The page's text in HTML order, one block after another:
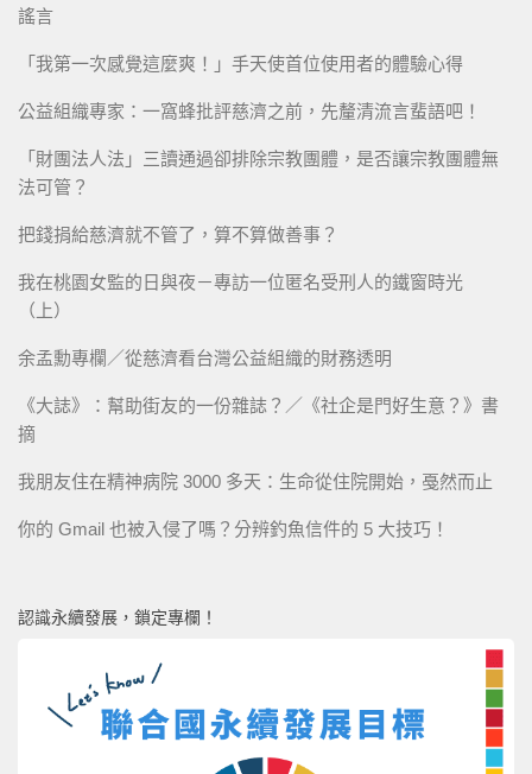
謠言
「我第一次感覺這麼爽！」手天使首位使用者的體驗心得
公益組織專家：一窩蜂批評慈濟之前，先釐清流言蜚語吧！
「財團法人法」三讀通過卻排除宗教團體，是否讓宗教團體無
法可管？
把錢捐給慈濟就不管了，算不算做善事？
我在桃園女監的日與夜－專訪一位匿名受刑人的鐵窗時光
（上）
余孟勳專欄／從慈濟看台灣公益組織的財務透明
《大誌》：幫助街友的一份雜誌？／《社企是門好生意？》書
摘
我朋友住在精神病院 3000 多天：生命從住院開始，戞然而止
你的 Gmail 也被入侵了嗎？分辨釣魚信件的 5 大技巧！
認識永續發展，鎖定專欄！